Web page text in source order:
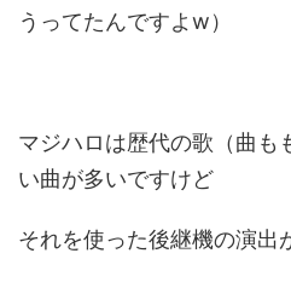
うってたんですよw）
マジハロは歴代の歌（曲も
い曲が多いですけど
それを使った後継機の演出